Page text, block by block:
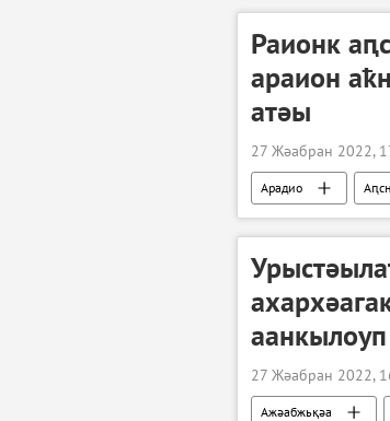
Раионк
араион
атәы
27 Жәабран 2022,
Арадио
аанкылоуп
27 Жәабран 2022,
Ажәабжьқәа